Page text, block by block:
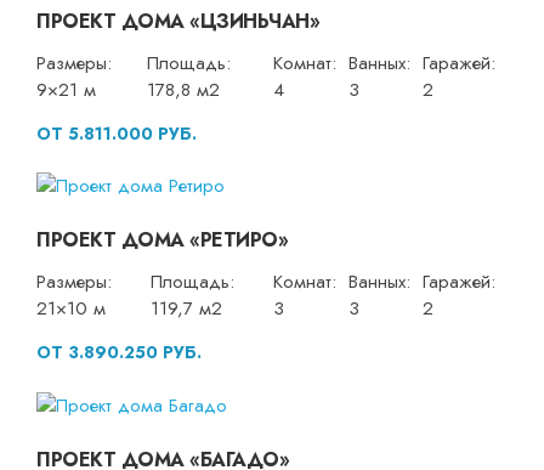
ПРОЕКТ ДОМА «ЦЗИНЬЧАН»
Размеры:
9×21 м
Площадь:
178,8 м2
Комнат:
4
Ванных:
3
Гаражей:
2
ОТ 5.811.000 РУБ.
ПРОЕКТ ДОМА «РЕТИРО»
Размеры:
21×10 м
Площадь:
119,7 м2
Комнат:
3
Ванных:
3
Гаражей:
2
ОТ 3.890.250 РУБ.
ПРОЕКТ ДОМА «БАГАДО»